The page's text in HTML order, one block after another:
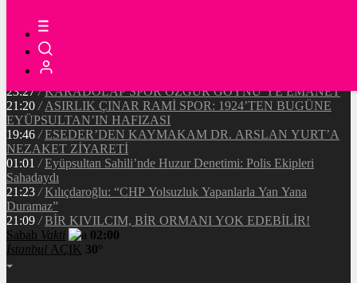
/ MHP EYÜPSULTAN TEŞKİLATI’NIN ACI GÜNÜ
13:33
/ BAŞKAN DR. MİTHAT BÜLENT ÖZMEN’DEN
KAMUOYUNA AÇIKLAMA
Makyaj Sanatçısı Uzay Damla Yıldız, Uluslararası
Başarılarıyla Türkiye’yi Temsil Ediyor
23:27 / KARADOLAP SPOR ÖZGÜR GÖYNÜ’YE EMANET
21:20 / ASIRLIK ÇINAR RAMİ SPOR: 1924’TEN BUGÜNE
EYÜPSULTAN’IN HAFIZASI
19:46 / ESEDER’DEN KAYMAKAM DR. ARSLAN YURT’A
NEZAKET ZİYARETİ
01:01 / Eyüpsultan Sahili’nde Huzur Denetimi: Polis Ekipleri
Sahadaydı
21:23 / Kılıçdaroğlu: “CHP Yolsuzluk Yapanlarla Yan Yana
Duramaz”
21:09 / BİR KIVILCIM, BİR ORMANI YOK EDEBİLİR!
Sabah Vakti
02:00
İstanbul AÇIK 30°